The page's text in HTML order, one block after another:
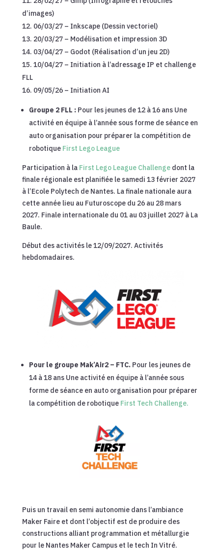
d’images)
06/03/27 – Inkscape (Dessin vectoriel)
20/03/27 – Modélisation et impression 3D
03/04/27 – Godot (Réalisation d’un jeu 2D)
10/04/27 – Initiation à l’adressage IP et challenge
FLL
09/05/26 – Initiation AI
Groupe 2 FLL : Pour les jeunes de 12 à 16 ans Une
activité en équipe à l’année sous forme de séance en
auto organisation pour préparer la compétition de
robotique First Lego League
Participation à la First Lego League Challengedont la
finale régionale est planifiée le samedi 13 février 2027
à l’Ecole Polytech de Nantes. La finale nationale aura
cette année lieu au Futuroscope du 26 au 28 mars
2027. Finale internationale du 01 au 03 juillet 2027 à La
Baule.
Début des activités le 12/09/2027. Activités
hebdomadaires.
Pour le groupe Mak’Air2 – FTC.Pour les jeunes de
14 à 18 ans Une activité en équipe à l’année sous
forme de séance en auto organisation pour préparer
la compétition de robotique First Tech Challenge.
Puis un travail en semi autonomie dans l’ambiance
Maker Faire et dont l’objectif est de produire des
constructions alliant programmation et métallurgie
pour le Nantes Maker Campus et le tech In Vitré.